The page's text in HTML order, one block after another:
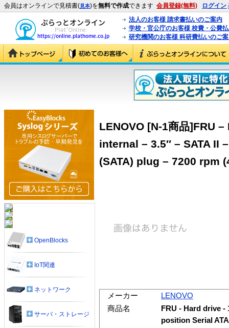
会員はオンラインで見積書(見本)を無料で作成できます 会員登録(無料) ログイン
法人のお客様 請求書払いのご案内
学校・官公庁のお客様 校費・公費
研究機関のお客様 科研費払いのご
LENOVO [N-1商品]FRU
internal – 3.5″ – SATA II
(SATA) plug – 7200 rpm
メーカー
LENOVO
商品名
FRU - Hard drive -
position Serial
OpenBlocks
IoT関連
ネットワーク
サーバ・ストレージ